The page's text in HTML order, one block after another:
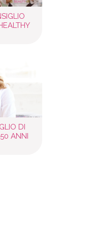
DI
ANNI